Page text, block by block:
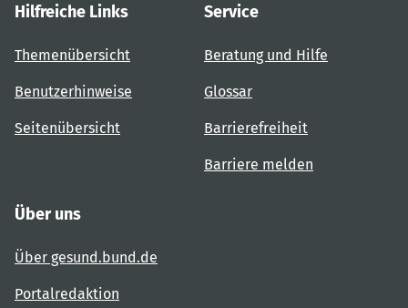
Hilfreiche Links
Themenübersicht
Benutzerhinweise
Seitenübersicht
Service
Beratung und Hilfe
Glossar
Barrierefreiheit
Barriere melden
Über uns
Über gesund.bund.de
Portalredaktion